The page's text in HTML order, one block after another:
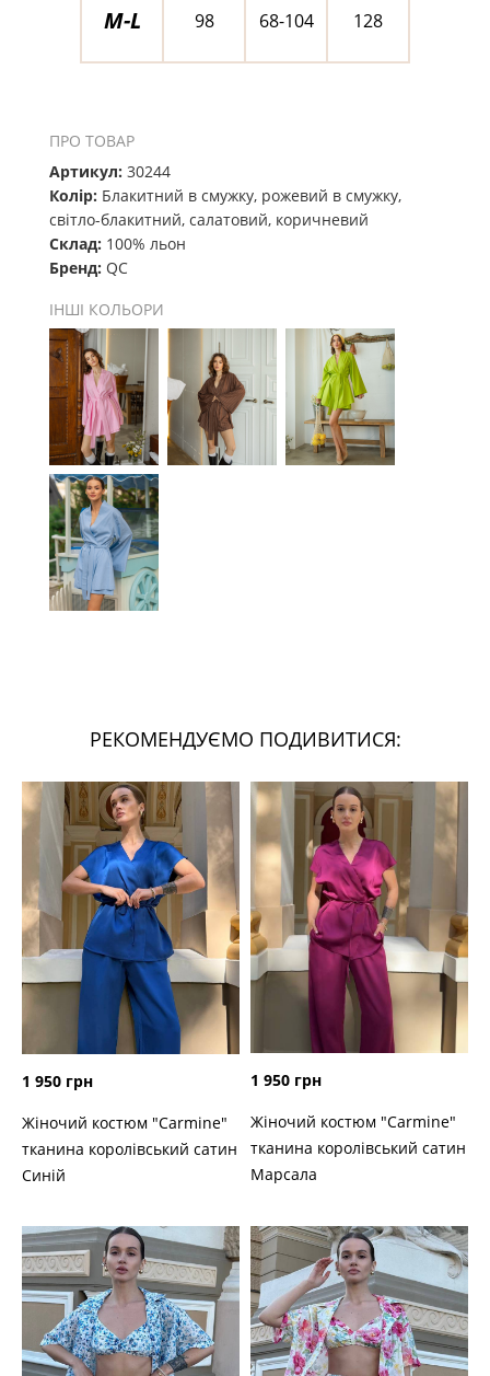
M-L 98 68-104 128
ПРО ТОВАР
Артикул: 30244
Колір: Блакитний в смужку, рожевий в смужку,
світло-блакитний, салатовий, коричневий
Склад: 100% льон
Бренд: QC
ІНШІ КОЛЬОРИ
РЕКОМЕНДУЄМО ПОДИВИТИСЯ:
1 950 грн
Жіночий костюм "Carmine"
тканина королівський сатин
Синій
1 950 грн
Жіночий костюм "Carmine"
тканина королівський сатин
Марсала